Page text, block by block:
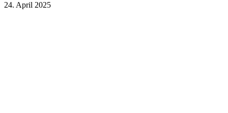
24. April 2025